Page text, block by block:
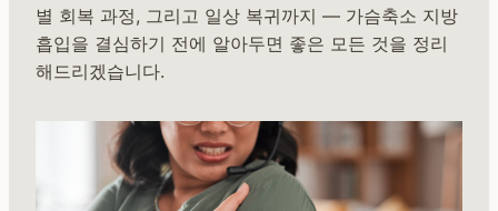
별 회복 과정, 그리고 일상 복귀까지 — 가슴축소 지방
흡입을 결심하기 전에 알아두면 좋은 모든 것을 정리
해드리겠습니다.